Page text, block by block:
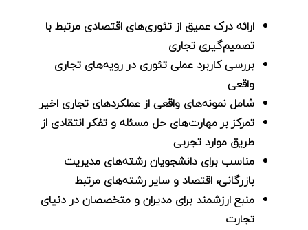
ارائه درک عمیق از تئوری‌های اقتصادی مرتبط با
تصمیم‌گیری تجاری
بررسی کاربرد عملی تئوری در رویه‌های تجاری
واقعی
شامل نمونه‌های واقعی از عملکردهای تجاری اخیر
تمرکز بر مهارت‌های حل مسئله و تفکر انتقادی از
طریق موارد تجربی
مناسب برای دانشجویان رشته‌های مدیریت
بازرگانی، اقتصاد و سایر رشته‌های مرتبط
منبع ارزشمند برای مدیران و متخصصان در دنیای
تجارت